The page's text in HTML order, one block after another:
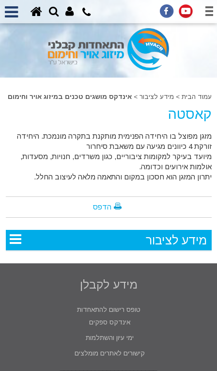
עמוד הבית > מידע לציבור >אינדקס מושגים טכנים במיזוג אויר וחימום
קאסטה
מזגן מפוצל בו היחידה הפנימית מותקנת בתקרה מונמכת. היחידה
זורקת 4 כיוונים מגיעה עם משאבת סיחרור
מיועד בעיקר למקומות ציבוריים, כגון משרדים, חנויות, מסעדות,
אולמות אירועים וכדומה.
יתרון המזגן הוא חסכון במקום והתאמה מלאה לעיצוב החלל.
הדפס
מידע לציבור
מידע לקבלן
טופס רישום להתאחדות
אינדקס ספקים
ימי עיון והשתלמות
קישורים לאתרים מומלצים